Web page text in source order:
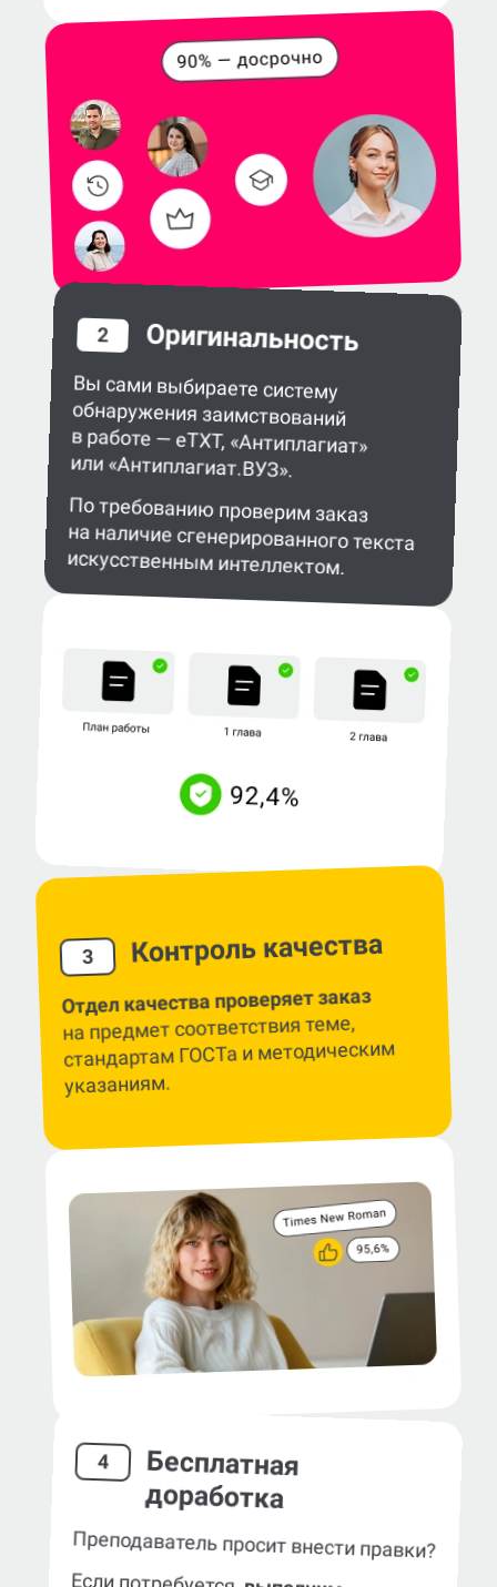
2 Оригинальность
Вы сами выбираете систему
обнаружения заимствований
в работе — eTXT, «Антиплагиат»
или «Антиплагиат.ВУЗ».
По требованию проверим заказ
на наличие сгенерированного текста
искусственным интеллектом.
3 Контроль качества
Отдел качества проверяет заказ
на предмет соответствия теме,
стандартам ГОСТа и методическим
указаниям.
4 Бесплатная
доработка
Преподаватель просит внести правки?